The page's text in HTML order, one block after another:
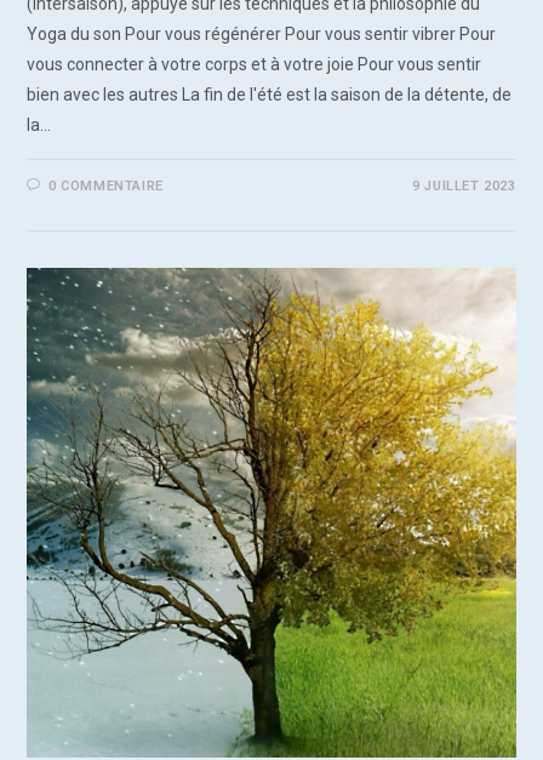
(intersaison), appuyé sur les techniques et la philosophie du
Yoga du son Pour vous régénérer Pour vous sentir vibrer Pour
vous connecter à votre corps et à votre joie Pour vous sentir
bien avec les autres La fin de l'été est la saison de la détente, de
la…
0 COMMENTAIRE 9 JUILLET 2023